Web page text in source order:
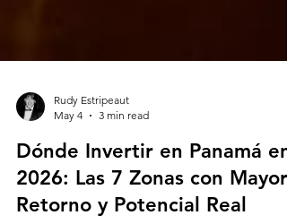
May 4
3 min read
Dónde Invertir en Panamá en
2026: Las 7 Zonas con Mayor